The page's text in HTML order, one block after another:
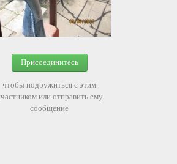
Присоединитесь
чтобы подружиться с этим
или отправить ему
сообщение